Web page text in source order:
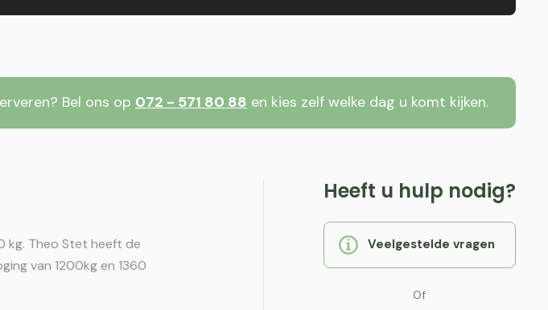
Bel ons op 072 - 571 80 88 en kies zelf welke dag u komt kijken.
kg. Theo Stet heeft de
van 1200kg en 1360
Heeft u hulp nodig?
Veelgestelde vragen
Of